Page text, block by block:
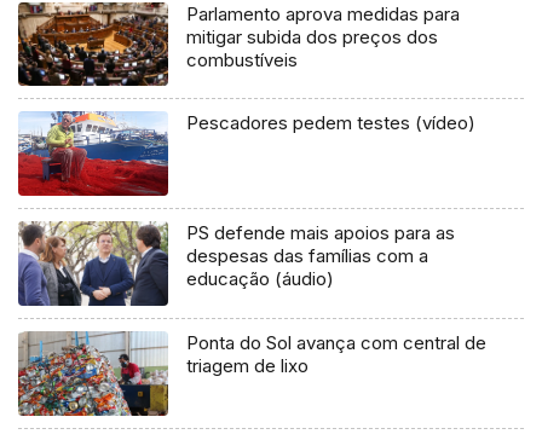
Parlamento aprova medidas para
mitigar subida dos preços dos
combustíveis
Pescadores pedem testes (vídeo)
PS defende mais apoios para as
despesas das famílias com a
educação (áudio)
Ponta do Sol avança com central de
triagem de lixo